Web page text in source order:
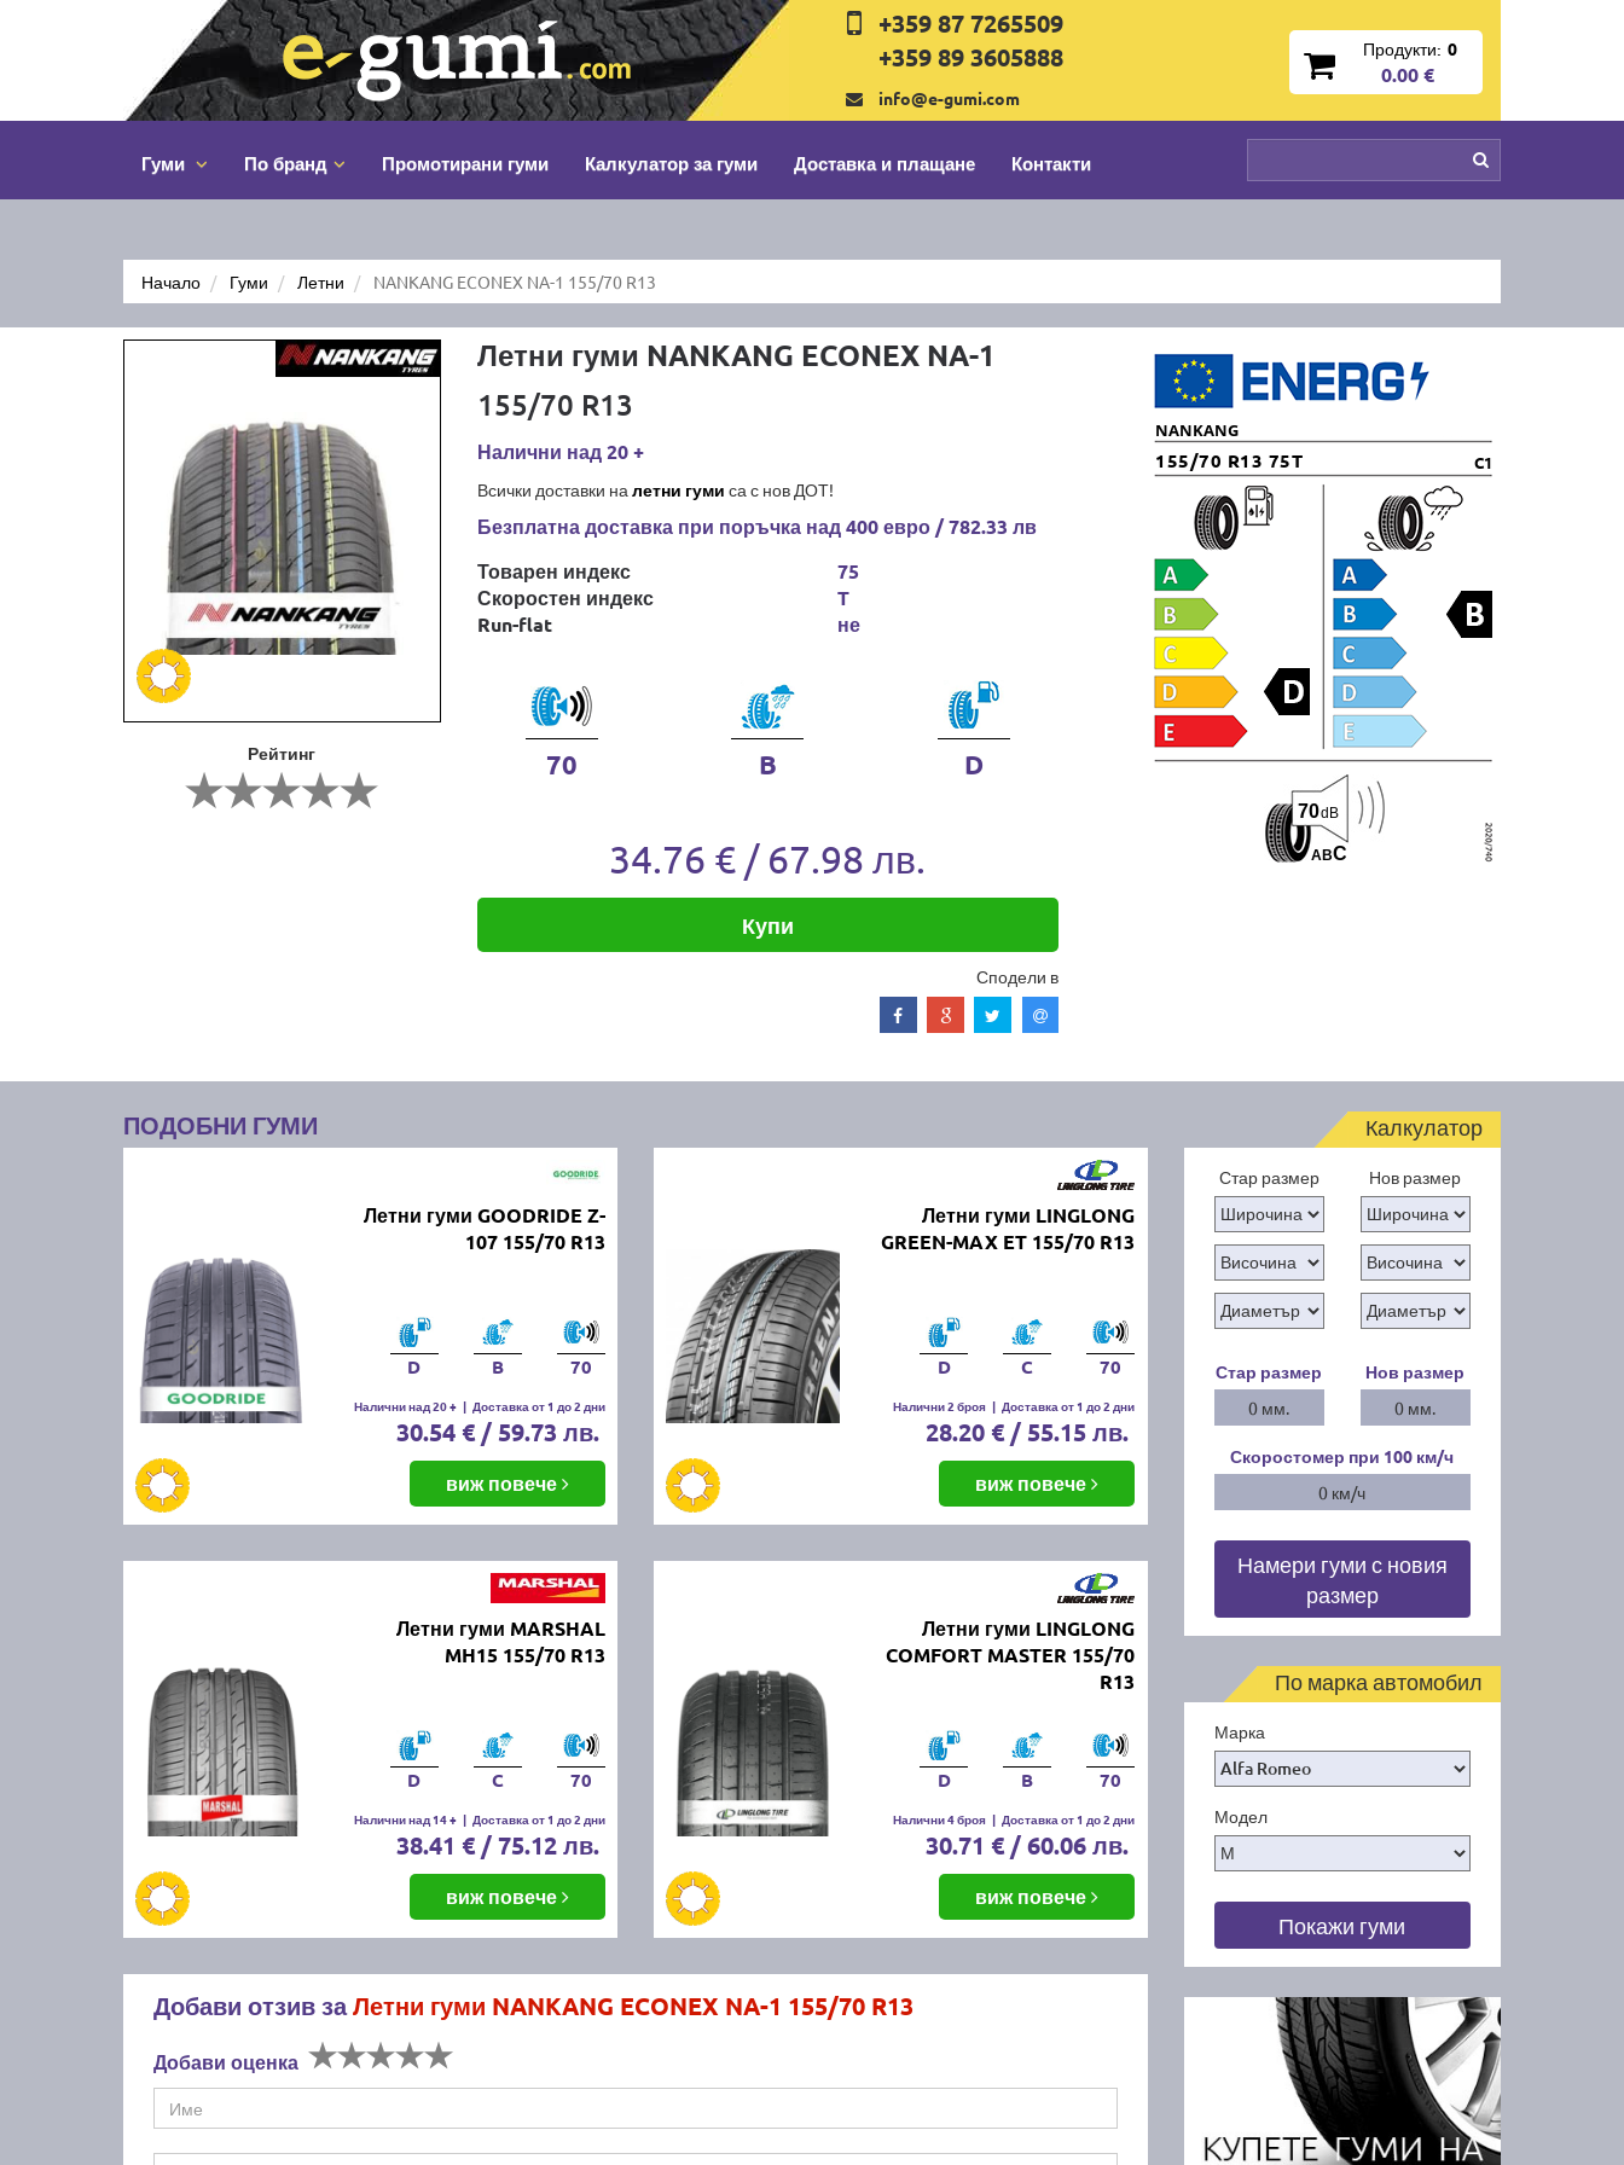
+359 87 7265509
+359 89 3605888
info@e-gumi.com
Продукти: 0
0.00 €
Гуми По бранд Промотирани гуми Калкулатор за гуми Доставка и плащане Контакти
Начало Гуми Летни NANKANG ECONEX NA-1 155/70 R13
Рейтинг
Летни гуми NANKANG ECONEX NA-1
155/70 R13
Налични над 20 +
Всички доставки на летни гуми са с нов ДОТ!
Безплатна доставка при поръчка над 400 евро / 782.33 лв
Товарен индекс
Скоростен индекс
Run-flat
75
T
не
70 B D
34.76 € / 67.98 лв.
Купи
Сподели в
NANKANG
155/70 R13 75T C1
ABC
70dB
ПОДОБНИ ГУМИ
Летни гуми GOODRIDE Z-
107 155/70 R13
D B 70
Налични над 20 + | Доставка от 1 до 2 дни
30.54 € / 59.73 лв.
виж повече
Летни гуми LINGLONG
GREEN-MAX ET 155/70 R13
D C 70
Налични 2 броя | Доставка от 1 до 2 дни
28.20 € / 55.15 лв.
виж повече
Летни гуми MARSHAL
MH15 155/70 R13
D C 70
Налични над 14 + | Доставка от 1 до 2 дни
38.41 € / 75.12 лв.
виж повече
Летни гуми LINGLONG
COMFORT MASTER 155/70
R13
D B 70
Налични 4 броя | Доставка от 1 до 2 дни
30.71 € / 60.06 лв.
виж повече
Добави отзив заЛетни гуми NANKANG ECONEX NA-1 155/70 R13
Добави оценка
Калкулатор
Стар размер Нов размер
Стар размер
0 мм.
Нов размер
0 мм.
Скоростомер при 100 км/ч
0 км/ч
Намери гуми с новия
размер
По марка автомобил
Марка
Модел
Покажи гуми